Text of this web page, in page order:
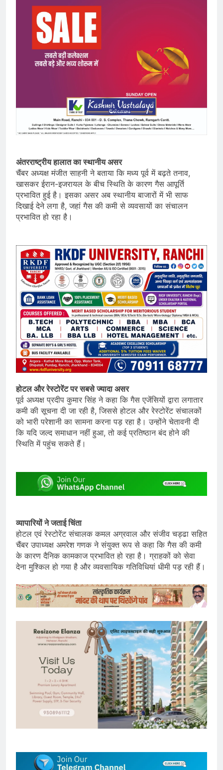
अंतरराष्ट्रीय हालात का स्थानीय असर
चैंबर अध्यक्ष मंजीत साहनी ने बताया कि मध्य पूर्व में बढ़ते तनाव,
खासकर ईरान-इजरायल के बीच स्थिति के कारण गैस आपूर्ति
प्रभावित हुई है। इसका असर अब स्थानीय बाजारों में भी साफ
दिखाई देने लगा है, जहां गैस की कमी से व्यवसायों का संचालन
प्रभावित हो रहा है।
होटल और रेस्टोरेंट पर सबसे ज्यादा असर
पूर्व अध्यक्ष प्रदीप कुमार सिंह ने कहा कि गैस एजेंसियों द्वारा लगातार
कमी की सूचना दी जा रही है, जिससे होटल और रेस्टोरेंट संचालकों
को भारी परेशानी का सामना करना पड़ रहा है। उन्होंने चेतावनी दी
कि यदि जल्द समाधान नहीं हुआ, तो कई प्रतिष्ठान बंद होने की
स्थिति में पहुंच सकते हैं।
व्यापारियों ने जताई चिंता
होटल एवं रेस्टोरेंट संचालक कमल अग्रवाल और संजीव चड्ढा सहित
चैंबर उपाध्यक्ष अमरेश गणक ने संयुक्त रूप से कहा कि गैस की कमी
के कारण दैनिक कामकाज प्रभावित हो रहा है। ग्राहकों को सेवा
देना मुश्किल हो गया है और व्यवसायिक गतिविधियां धीमी पड़ रही हैं।